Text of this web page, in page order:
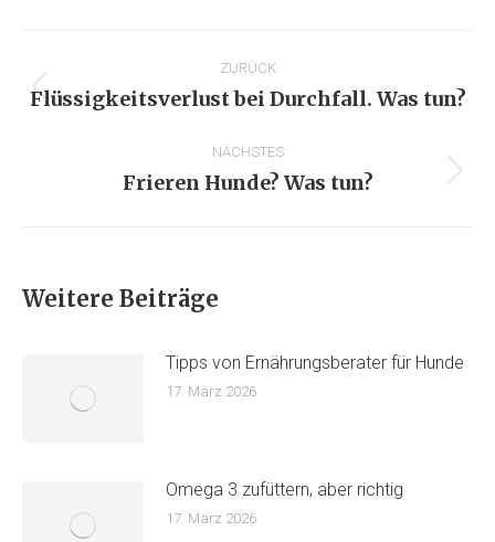
ZURÜCK
Vorheriger
Flüssigkeitsverlust bei Durchfall. Was tun?
NÄCHSTES
Nächster
Frieren Hunde? Was tun?
Weitere Beiträge
Tipps von Ernährungsberater für Hunde
17. März 2026
Omega 3 zufüttern, aber richtig
17. März 2026